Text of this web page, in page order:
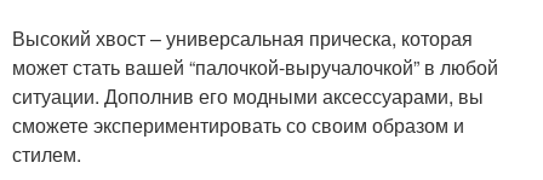
Высокий хвост – универсальная прическа, которая
может стать вашей “палочкой-выручалочкой” в любой
ситуации. Дополнив его модными аксессуарами, вы
сможете экспериментировать со своим образом и
стилем.